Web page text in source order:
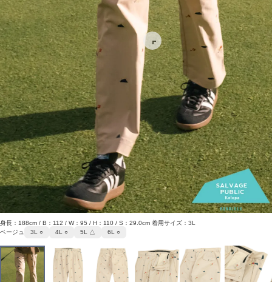
身長：188cm / B：112 / W：95 / H：110 / S：29.0cm 着用サイズ：3L
ベージュ
3L ○ 4L ○ 5L △ 6L ○